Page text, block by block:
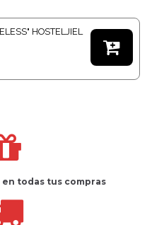
HOSTELJIEL

en todas tus compras